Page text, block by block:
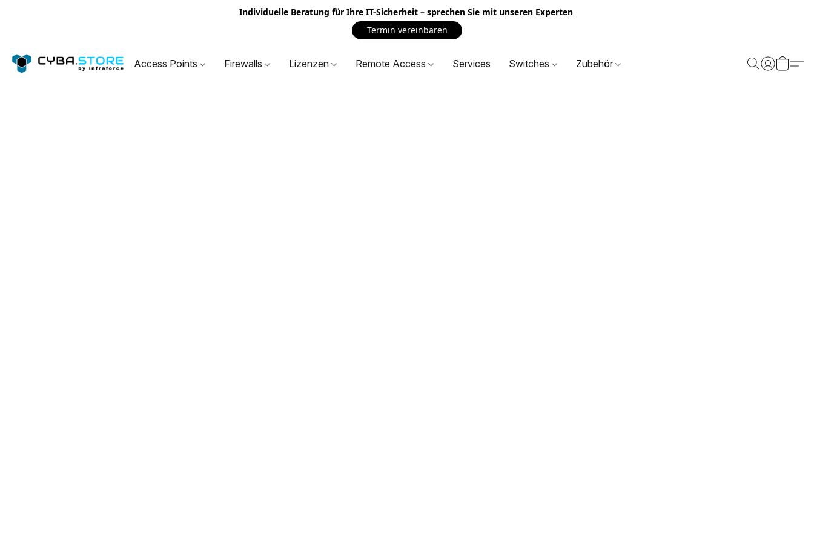
Individuelle Beratung für Ihre IT-Sicherheit – sprechen Sie mit unseren Experten
Termin vereinbaren
Access Points Firewalls Lizenzen Remote Access Services Switches Zubehör